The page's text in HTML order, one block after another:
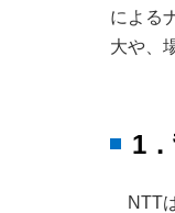
による
大や、
1
NTT